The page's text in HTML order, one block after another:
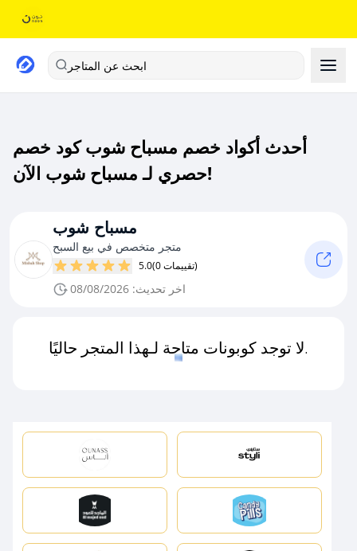
ابحث عن المتاجر
أحدث أكواد خصم مسباح شوب كود خصم
حصري لـ مسباح شوب الآن!
مسباح شوب
متجر متخصص في بيع السبح
5.0 (0 تقييمات)
اخر تحديث: 08/08/2026
لا توجد كوبونات متاحة لـهذا المتجر حاليًا.